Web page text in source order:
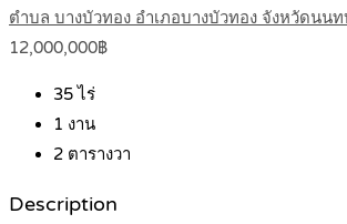
ตำบล บางบัวทอง อำเภอบางบัวทอง จังหวัดนน
12,000,000฿
35ไร่
1 งาน
2 ตารางวา
Description